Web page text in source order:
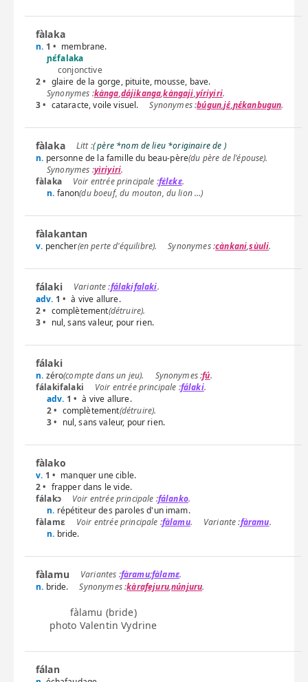
fàlaka
n. 1 • membrane.
ɲɛ́falaka
conjonctive
2 • glaire de la gorge, pituite, mousse, bave.
kànga,dájikanga,kàngaji,yíriyiri.
3 • cataracte, voile visuel. búgun,jɛ́,ɲɛ́kanbugun.
fàlaka
( père *nom de lieu *originaire de )
n. personne de la famille du beau-père(du père de l'épouse).
yìriyiri.
fàlaka
fɛ̀lɛkɛ.
n. fanon(du boeuf, du mouton, du lion …)
fàlakantan
v. pencher(en perte d'équilibre). cànkani,sùuli.
fálaki fálakifalaki.
adv. 1 • à vive allure.
2 • complètement(détruire).
3 • nul, sans valeur, pour rien.
fálaki
n. zéro(compte dans un jeu). fú.
fálakifalaki
fálaki.
adv. 1 • à vive allure.
2 • complètement(détruire).
3 • nul, sans valeur, pour rien.
fàlako
v. 1 • manquer une cible.
2 • frapper dans le vide.
fálakɔ
fálanko.
n. répétiteur des paroles d'un imam.
fàlamɛ
fàlamu. fàramu.
n. bride.
fàlamu fàramu;fàlamɛ.
n. bride. kàrafejuru,núnjuru.
fàlamu (bride)
photo Valentin Vydrine
fálan